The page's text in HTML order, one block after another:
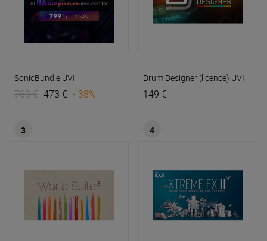
SonicBundle UVI
769 € 473 € - 38%
Drum Designer (licence) UVI
149 €
3 4